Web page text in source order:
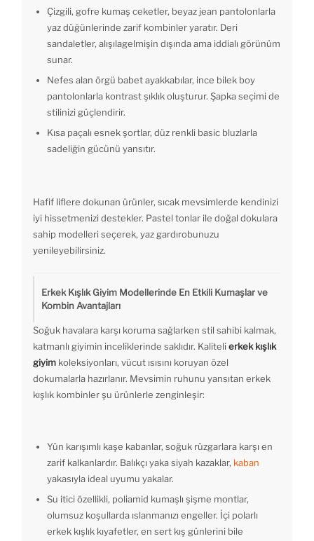
Çizgili, gofre kumaş ceketler, beyaz jean pantolonlarla
yaz düğünlerinde zarif kombinler yaratır. Deri
sandaletler, alışılagelmişin dışında ama iddialı görünüm
sunar.
Nefes alan örgü babet ayakkabılar, ince bilek boy
pantolonlarla kontrast şıklık oluşturur. Şapka seçimi de
stilinizi güçlendirir.
Kısa paçalı esnek şortlar, düz renkli basic bluzlarla
sadeliğin gücünü yansıtır.
Hafif liflere dokunan ürünler, sıcak mevsimlerde kendinizi
iyi hissetmenizi destekler. Pastel tonlar ile doğal dokulara
sahip modelleri seçerek, yaz gardırobunuzu
yenileyebilirsiniz.
Erkek Kışlık Giyim Modellerinde En Etkili Kumaşlar ve
Kombin Avantajları
Soğuk havalara karşı koruma sağlarken stil sahibi kalmak,
katmanlı giyimin inceliklerinde saklıdır. Kaliteli erkek kışlık
giyim koleksiyonları, vücut ısısını koruyan özel
dokumalarla hazırlanır. Mevsimin ruhunu yansıtan erkek
kışlık kombinler şu ürünlerle zenginleşir:
Yün karışımlı kaşe kabanlar, soğuk rüzgarlara karşı en
zarif kalkanlardır. Balıkçı yaka siyah kazaklar, kaban
yakasıyla ideal uyumu yakalar.
Su itici özellikli, poliamid kumaşlı şişme montlar,
olumsuz koşullarda ıslanmanızı engeller. İçi polarlı
erkek kışlık kıyafetler, en sert kış günlerini bile